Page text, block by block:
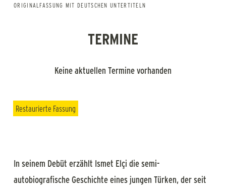
ORIGINALFASSUNG MIT DEUTSCHEN UNTERTITELN
TERMINE
Keine aktuellen Termine vorhanden
Restaurierte Fassung
In seinem Debüt erzählt Ismet Elçi die semi-
autobiografische Geschichte eines jungen Türken, der seit